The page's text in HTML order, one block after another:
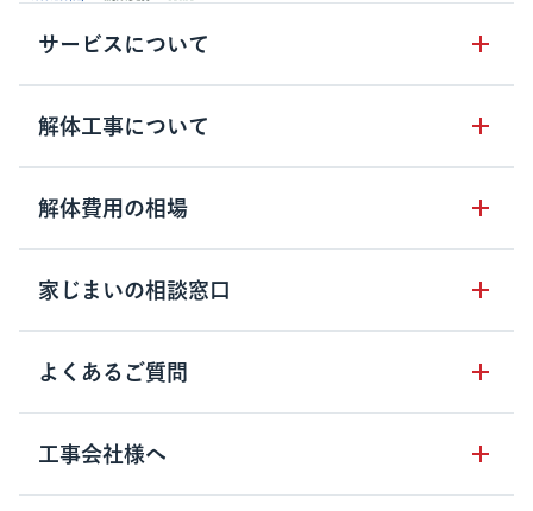
サービスについて
サービスの流れ
サービスのメリット
クラッソーネの自治体連携
お客さまの声
空き家の処分を検討のお客様へ
解体工事について
解体工事の基礎知識
解体工事に関わる法律
用語集
解体費用の相場
木造住宅の相場
鉄骨造住宅の相場
RC造住宅の相場
家じまいの相談窓口
家じまいの相談窓口
よくあるご質問
クラッソーネの利用方法
工事の進め方
工事会社様へ